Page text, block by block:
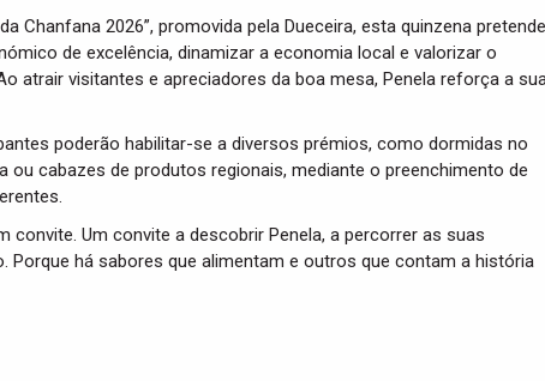
Chanfana 2026”, promovida pela Dueceira, esta quinzena pretende
de excelência, dinamizar a economia local e valorizar o
atrair visitantes e apreciadores da boa mesa, Penela reforça a
poderão habilitar-se a diversos prémios, como dormidas no
ou cabazes de produtos regionais, mediante o preenchimento de
convite. Um convite a descobrir Penela, a percorrer as suas
Porque há sabores que alimentam e outros que contam a história